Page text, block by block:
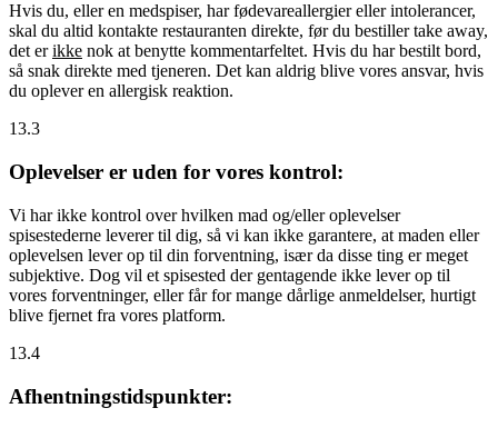
Hvis du, eller en medspiser, har fødevareallergier eller intolerancer,
skal du altid kontakte restauranten direkte, før du bestiller take away,
det erikke nok at benytte kommentarfeltet. Hvis du har bestilt bord,
så snak direkte med tjeneren. Det kan aldrig blive vores ansvar, hvis
du oplever en allergisk reaktion.
13.3
Oplevelser er uden for vores kontrol:
Vi har ikke kontrol over hvilken mad og/eller oplevelser
spisestederne leverer til dig, så vi kan ikke garantere, at maden eller
oplevelsen lever op til din forventning, især da disse ting er meget
subjektive. Dog vil et spisested der gentagende ikke lever op til
vores forventninger, eller får for mange dårlige anmeldelser, hurtigt
blive fjernet fra vores platform.
13.4
Afhentningstidspunkter: